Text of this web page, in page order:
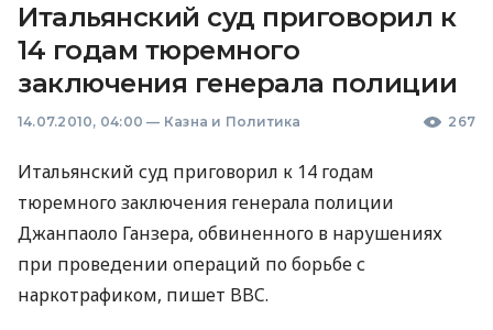
Итальянский суд приговорил к
14 годам тюремного
заключения генерала полиции
14.07.2010, 04:00 — Казна и Политика 267
Итальянский суд приговорил к 14 годам
тюремного заключения генерала полиции
Джанпаоло Ганзера, обвиненного в нарушениях
при проведении операций по борьбе с
наркотрафиком, пишет BBC.